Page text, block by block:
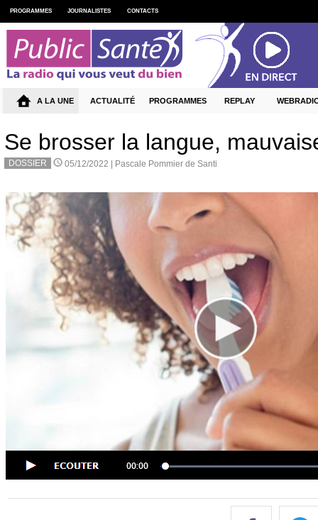
Se brosser la langue,
DOSSIER 05/12/2022 | Pascale Pommier de Santi
PROGRAMMES JOURNALISTES CONTACTS
A LA UNE ACTUALITÉ PROGRAMMES REPLAY